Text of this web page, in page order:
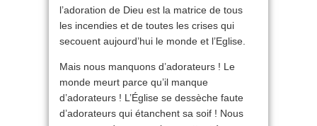
l’adoration de Dieu est la matrice de tous
les incendies et de toutes les crises qui
secouent aujourd’hui le monde et l’Eglise.
Mais nous manquons d’adorateurs ! Le
monde meurt parce qu’il manque
d’adorateurs ! L’Église se dessèche faute
d’adorateurs qui étanchent sa soif ! Nous